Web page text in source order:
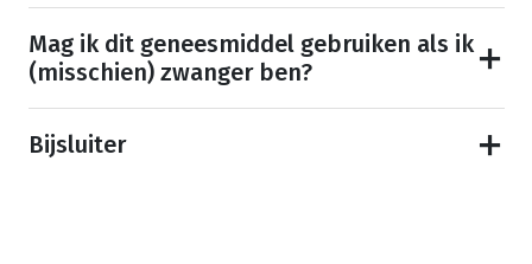
Mag ik dit geneesmiddel gebruiken als ik
(misschien) zwanger ben?
Bijsluiter